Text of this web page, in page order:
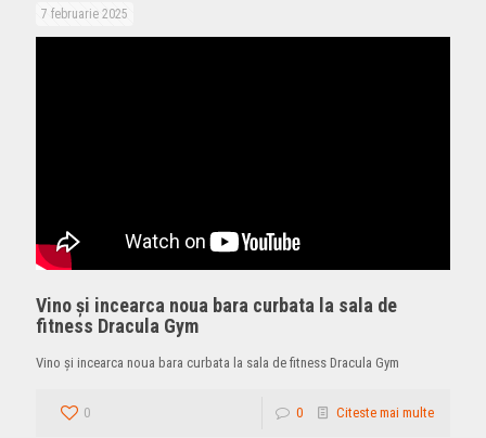
7 februarie 2025
Vino și incearca noua bara curbata la sala de
fitness Dracula Gym
Vino și incearca noua bara curbata la sala de fitness Dracula Gym
0 0 Citeste mai multe